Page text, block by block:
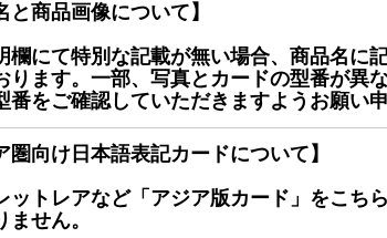
と商品画像について】
欄にて特別な記載が無い場合、商品名に
ります。一部、写真とカードの型番が異
番をご確認していただきますようお願い申
圏向け日本語表記カードについて】
ットレアなど「アジア版カード」をこち
ません。